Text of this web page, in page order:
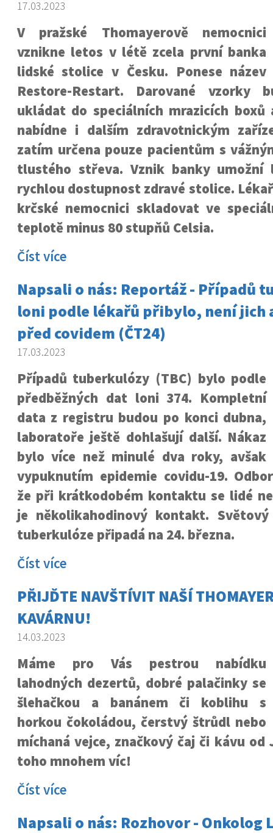
17.03.2023
V pražské Thomayerově nemocnici
vznikne letos v létě zcela první banka
lidské stolice v Česku. Ponese název
Restore-Restart. Darované vzorky
ukládat do speciálních mrazicích
nabídne i dalším zdravotnickým
zatím určena pouze pacientům s
tlustého střeva. Vznik banky umožní
rychlou dostupnost zdravé stolice.
krčské nemocnici skladovat ve
teplotě minus 80 stupňů Celsia.
Číst více
Napsali o nás: Reportáž - Případů
loni podle lékařů přibylo, není jich
před covidem (ČT24)
17.03.2023
Případů tuberkulózy (TBC) bylo podle
předběžných dat loni 374. Kompletní
data z registru budou po konci dubna,
laboratoře ještě dohlašují další. Nákaz
bylo více než minulé dva roky, avšak
vypuknutím epidemie covidu-19.
že při krátkodobém kontaktu se lidé
je několikahodinový kontakt.
tuberkulóze připadá na 24. března.
Číst více
PŘIJĎTE NAVŠTÍVIT NAŠÍ
KAVÁRNU!
14.03.2023
Máme pro Vás pestrou nabídku
lahodných dezertů, dobré palačinky se
šlehačkou a banánem či koblihu s
horkou čokoládou, čerstvý štrůdl nebo
míchaná vejce, značkový čaj či kávu od
toho mnohem víc!
Číst více
Napsali o nás: Rozhovor - Onkolog